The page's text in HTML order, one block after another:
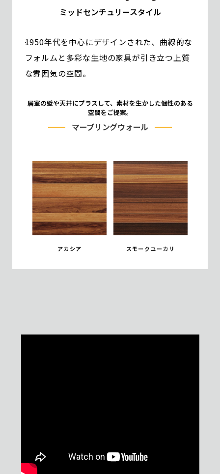
ミッドセンチュリースタイル
1950年代を中心にデザインされた、曲線的な
フォルムと多彩な生地の家具が引き立つ上質
な雰囲気の空間。
居室の壁や天井にプラスして、素材を生かした個性のある
空間をご提案。
マーブリングウォール
アカシア スモークユーカリ